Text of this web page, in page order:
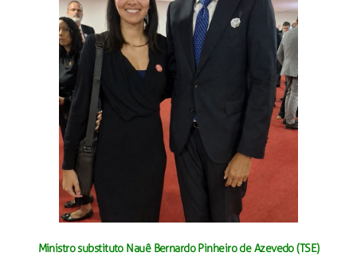
Ministro substituto Nauê Bernardo Pinheiro de Azevedo (TSE)